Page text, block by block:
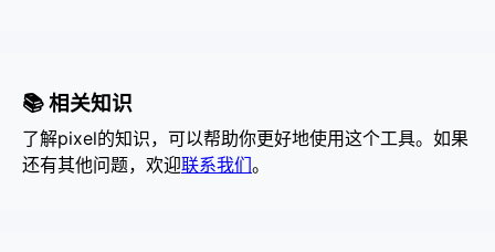
📚 相关知识
了解pixel的知识，可以帮助你更好地使用这个工具。如果
还有其他问题，欢迎联系我们。